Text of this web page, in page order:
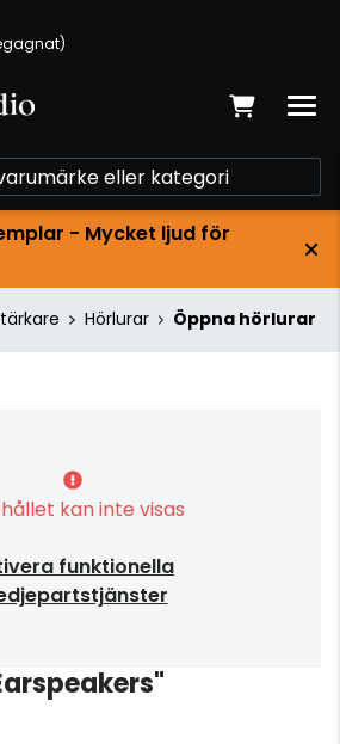
- Mycket ljud för
Hörlurar Öppna hörlurar
kan inte visas
funktionella